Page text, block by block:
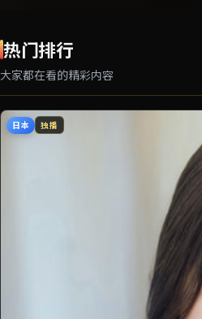
热门排行
大家都在看的精彩内容
日本 独播